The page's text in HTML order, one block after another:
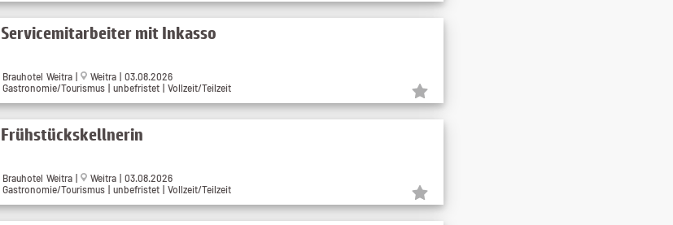
Servicemitarbeiter mit Inkasso
Brauhotel Weitra |
Weitra | 03.08.2026
Gastronomie/Tourismus | unbefristet | Vollzeit/Teilzeit
Frühstückskellnerin
Brauhotel Weitra |
Weitra | 03.08.2026
Gastronomie/Tourismus | unbefristet | Vollzeit/Teilzeit